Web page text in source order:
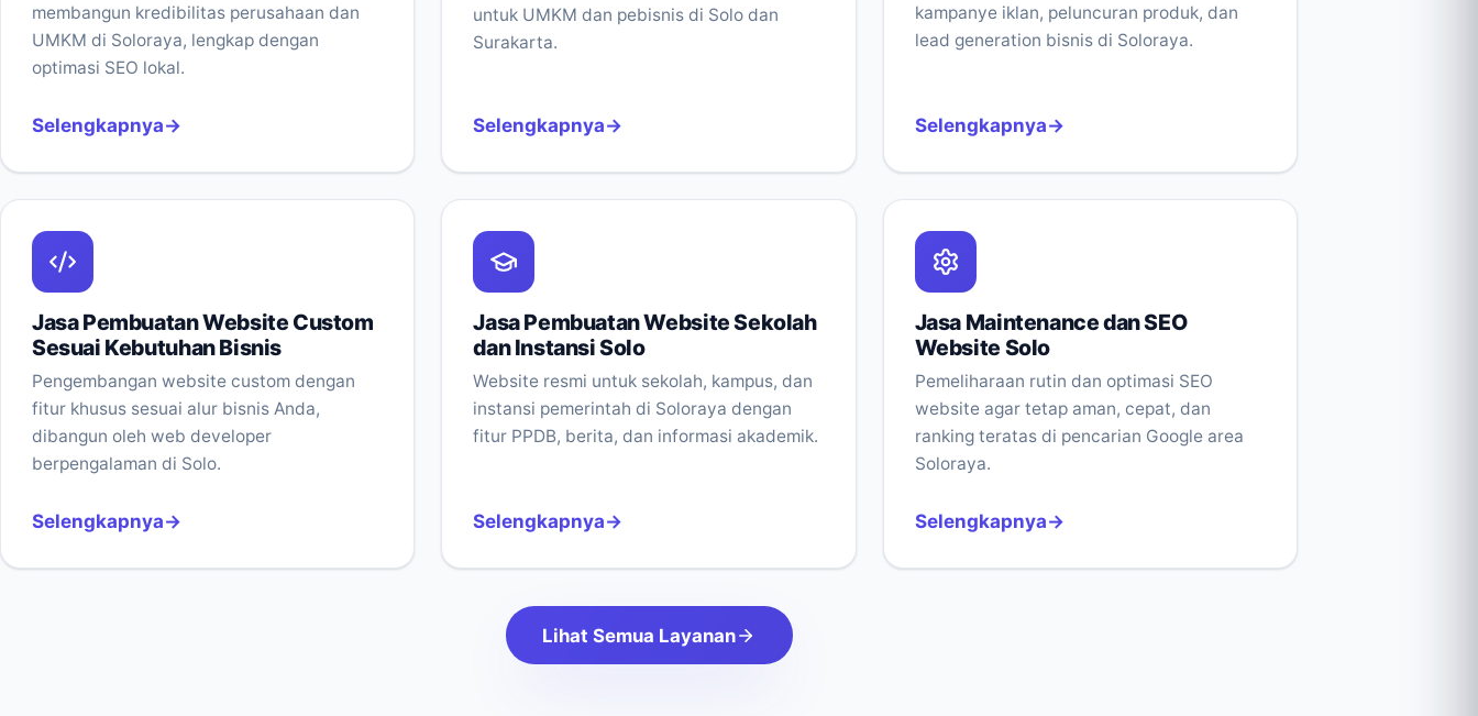
membangun kredibilitas perusahaan dan
UMKM di Soloraya, lengkap dengan
optimasi SEO lokal.
Selengkapnya
untuk UMKM dan pebisnis di Solo dan
Surakarta.
Selengkapnya
kampanye iklan, peluncuran produk, dan
lead generation bisnis di Soloraya.
Selengkapnya
Jasa Pembuatan Website Custom
Sesuai Kebutuhan Bisnis
Pengembangan website custom dengan
fitur khusus sesuai alur bisnis Anda,
dibangun oleh web developer
berpengalaman di Solo.
Selengkapnya
Jasa Pembuatan Website Sekolah
dan Instansi Solo
Website resmi untuk sekolah, kampus, dan
instansi pemerintah di Soloraya dengan
fitur PPDB, berita, dan informasi akademik.
Selengkapnya
Jasa Maintenance dan SEO
Website Solo
Pemeliharaan rutin dan optimasi SEO
website agar tetap aman, cepat, dan
ranking teratas di pencarian Google area
Soloraya.
Selengkapnya
Lihat Semua Layanan